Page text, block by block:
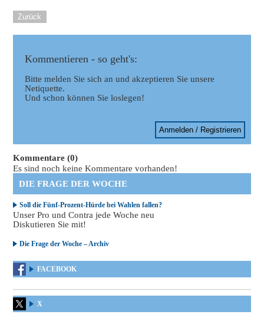
Zurück
Kommentieren - so geht's:
Bitte melden Sie sich an und akzeptieren Sie unsere
Netiquette.
Und schon können Sie loslegen!
Anmelden / Registrieren
Kommentare (0)
Es sind noch keine Kommentare vorhanden!
DIE FRAGE DER WOCHE
Soll die Fünf-Prozent-Hürde bei Wahlen fallen?
Unser Pro und Contra jede Woche neu
Diskutieren Sie mit!
Die Frage der Woche – Archiv
FACEBOOK
X